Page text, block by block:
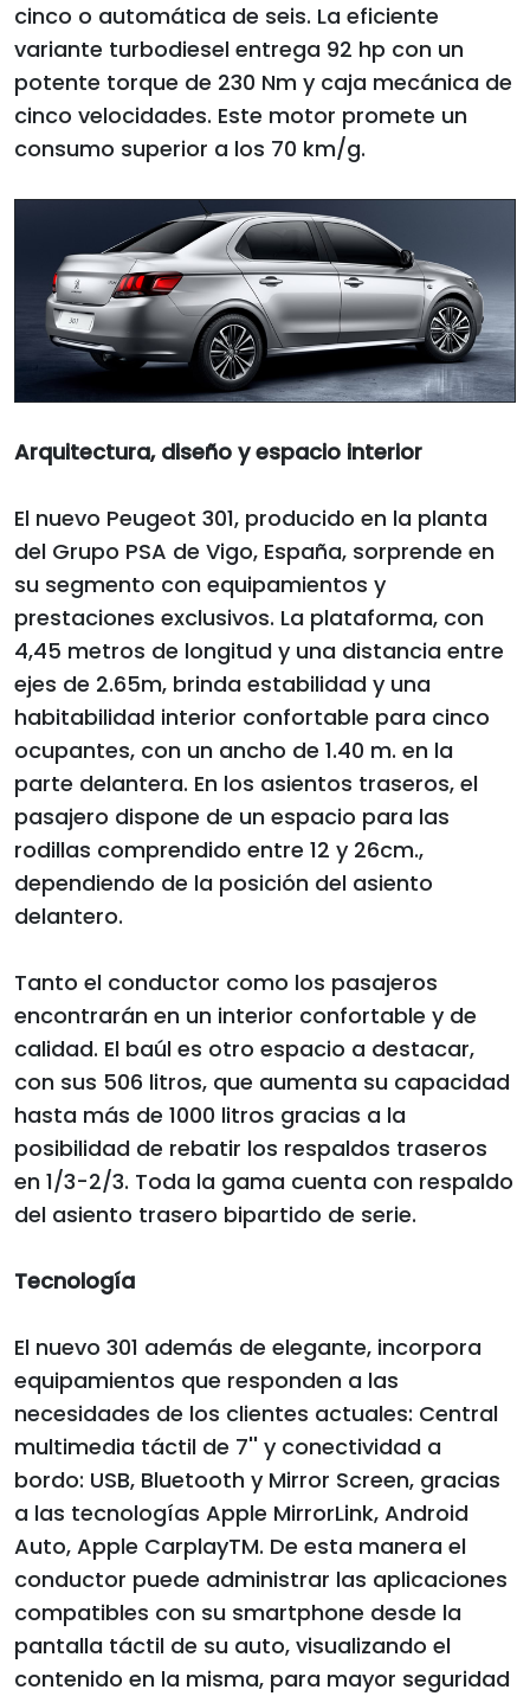
cinco o automática de seis. La eficiente
variante turbodiesel entrega 92 hp con un
potente torque de 230 Nm y caja mecánica de
cinco velocidades. Este motor promete un
consumo superior a los 70 km/g.
Arquitectura, diseño y espacio interior
El nuevo Peugeot 301, producido en la planta
del Grupo PSA de Vigo, España, sorprende en
su segmento con equipamientos y
prestaciones exclusivos. La plataforma, con
4,45 metros de longitud y una distancia entre
ejes de 2.65m, brinda estabilidad y una
habitabilidad interior confortable para cinco
ocupantes, con un ancho de 1.40 m. en la
parte delantera. En los asientos traseros, el
pasajero dispone de un espacio para las
rodillas comprendido entre 12 y 26cm.,
dependiendo de la posición del asiento
delantero.
Tanto el conductor como los pasajeros
encontrarán en un interior confortable y de
calidad. El baúl es otro espacio a destacar,
con sus 506 litros, que aumenta su capacidad
hasta más de 1000 litros gracias a la
posibilidad de rebatir los respaldos traseros
en 1/3-2/3. Toda la gama cuenta con respaldo
del asiento trasero bipartido de serie.
Tecnología
El nuevo 301 además de elegante, incorpora
equipamientos que responden a las
necesidades de los clientes actuales: Central
multimedia táctil de 7'' y conectividad a
bordo: USB, Bluetooth y Mirror Screen, gracias
a las tecnologías Apple MirrorLink, Android
Auto, Apple CarplayTM. De esta manera el
conductor puede administrar las aplicaciones
compatibles con su smartphone desde la
pantalla táctil de su auto, visualizando el
contenido en la misma, para mayor seguridad